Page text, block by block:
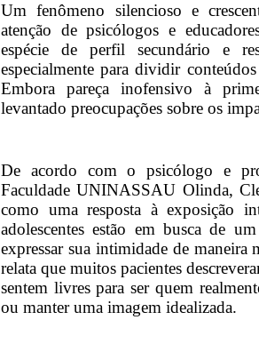
Um fenômeno silencioso e
atenção de psicólogos e
espécie de perfil secundário e
especialmente para dividir
Embora pareça inofensivo à
levantado preocupações sobre os
De acordo com o psicólogo e
Faculdade UNINASSAU Olinda,
como uma resposta à exposição
adolescentes estão em busca de
expressar sua intimidade de maneira
relata que muitos pacientes
sentem livres para ser quem
ou manter uma imagem idealizada.